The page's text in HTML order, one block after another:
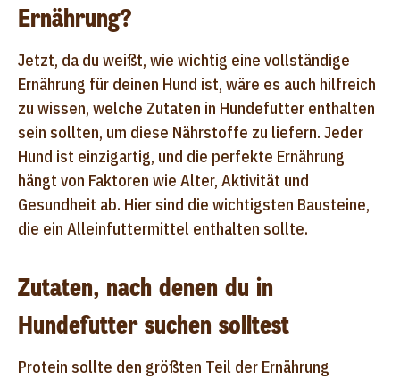
Ernährung?
Jetzt, da du weißt, wie wichtig eine vollständige
Ernährung für deinen Hund ist, wäre es auch hilfreich
zu wissen, welche Zutaten in Hundefutter enthalten
sein sollten, um diese Nährstoffe zu liefern. Jeder
Hund ist einzigartig, und die perfekte Ernährung
hängt von Faktoren wie Alter, Aktivität und
Gesundheit ab. Hier sind die wichtigsten Bausteine,
die ein Alleinfuttermittel enthalten sollte.
Zutaten, nach denen du in
Hundefutter suchen solltest
Protein sollte den größten Teil der Ernährung